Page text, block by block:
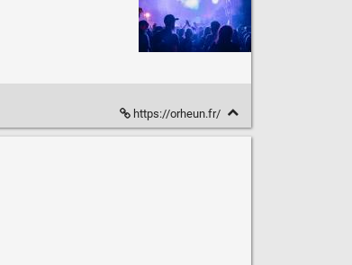
https://orheun.fr/